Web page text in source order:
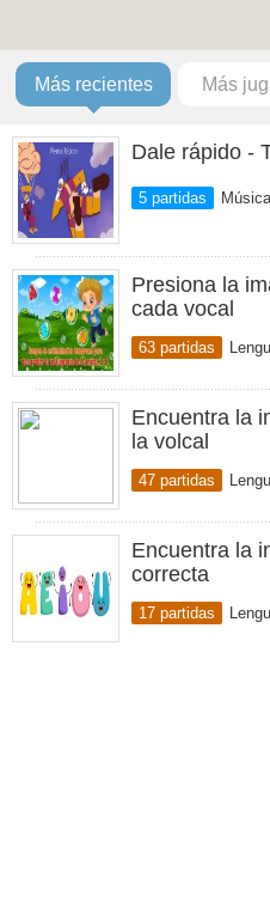
Más recientes Más
Dale rápido -
5 partidas Música
Presiona la
cada vocal
63 partidas
Encuentra la
la volcal
47 partidas
Encuentra la
correcta
17 partidas